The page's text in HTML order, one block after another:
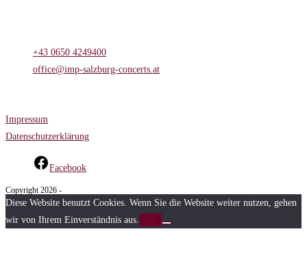
+43 0650 4249400
office@imp-salzburg-concerts.at
Impressum
Datenschutzerklärung
Facebook
Copyright 2026 -
Diese Website benutzt Cookies. Wenn Sie die Website weiter nutzen, gehen
wir von Ihrem Einverständnis aus.